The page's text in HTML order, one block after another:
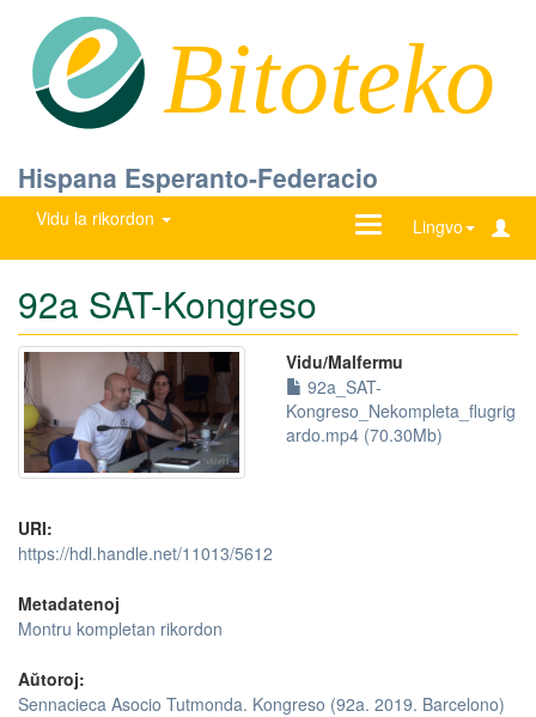
Bitoteko
Hispana Esperanto-Federacio
Vidu la rikordon Lingvo
Ŝanĝu
92a SAT-Kongreso
Vidu/Malfermu
92a_SAT-
Kongreso_Nekompleta_flugrig
ardo.mp4 (70.30Mb)
URI:
https://hdl.handle.net/11013/5612
Metadatenoj
Montru kompletan rikordon
Aŭtoroj:
Sennacieca Asocio Tutmonda. Kongreso (92a. 2019. Barcelono)